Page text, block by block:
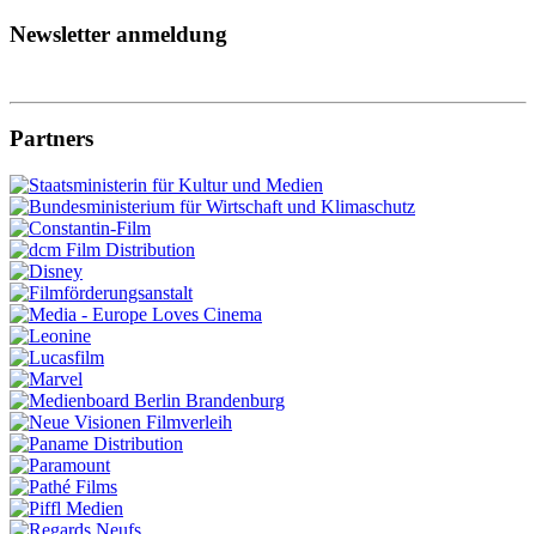
Newsletter anmeldung
Partners